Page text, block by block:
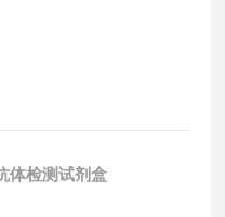
体检测试剂盒